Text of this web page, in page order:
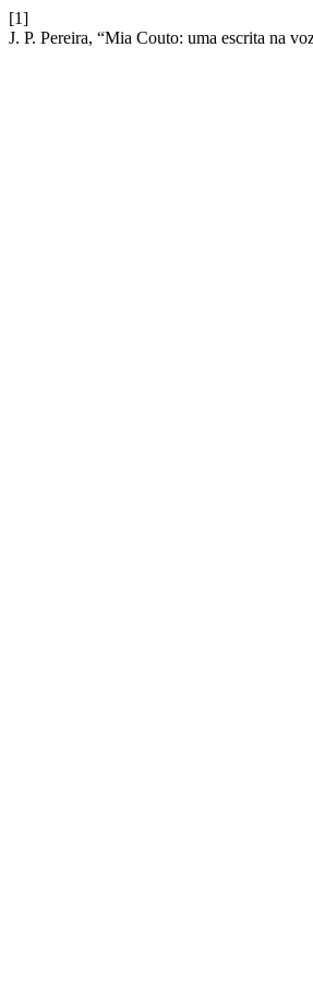
[1]
J. P. Pereira, “Mia Couto: uma escrita na